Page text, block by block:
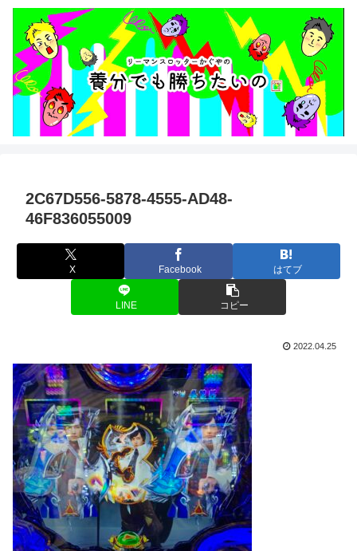
2C67D556-5878-4555-AD48-
46F836055009
X Facebook はてブ
LINE コピー
2022.04.25